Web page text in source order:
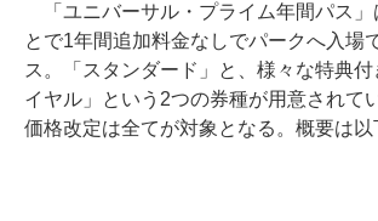
「ユニバーサル・プライム年間パス」
とで1年間追加料金なしでパークへ入場
ス。「スタンダード」と、様々な特典付
イヤル」という2つの券種が用意されて
価格改定は全てが対象となる。概要は以